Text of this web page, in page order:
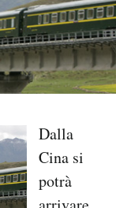
Dalla
Cina si
potrà